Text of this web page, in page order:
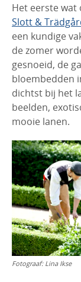
Het eerste wat
Slott &
een kundige
de zomer
gesnoeid, de
bloembedden
dichtst bij het
beelden,
mooie lanen.
Fotograaf: Lina Ikse